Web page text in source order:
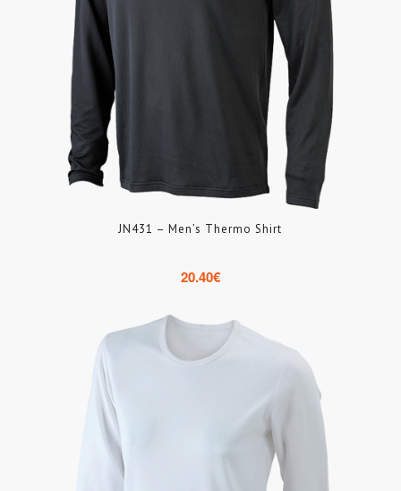
JN431 – Men’s Thermo Shirt
20.40€